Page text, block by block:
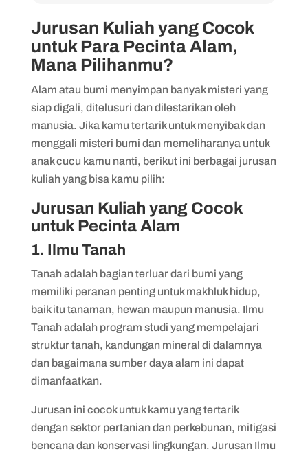
7. Teknik Lingkungan
8. Arkeologi
9. Oseanografi
10. Geofisika
Jurusan Kuliah yang Cocok
untuk Para Pecinta Alam,
Mana Pilihanmu?
Alam atau bumi menyimpan banyak misteri yang
siap digali, ditelusuri dan dilestarikan oleh
manusia. Jika kamu tertarik untuk menyibak dan
menggali misteri bumi dan memeliharanya untuk
anak cucu kamu nanti, berikut ini berbagai jurusan
kuliah yang bisa kamu pilih:
Jurusan Kuliah yang Cocok
untuk Pecinta Alam
1. Ilmu Tanah
Tanah adalah bagian terluar dari bumi yang
memiliki peranan penting untuk makhluk hidup,
baik itu tanaman, hewan maupun manusia. Ilmu
Tanah adalah program studi yang mempelajari
struktur tanah, kandungan mineral di dalamnya
dan bagaimana sumber daya alam ini dapat
dimanfaatkan.
Jurusan ini cocok untuk kamu yang tertarik
dengan sektor pertanian dan perkebunan, mitigasi
bencana dan konservasi lingkungan. Jurusan Ilmu